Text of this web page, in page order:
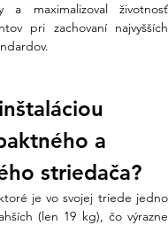
neistote:Váhate, či
lepšie použiť 8 alebo
tím v Ensun vám
reťazcoch.
kvalitu, ktorú potvrdzuje
ročná fabrická záruka:
a maximalizoval životnosť
pri zachovaní najvyšších
a
striedača?
je vo svojej triede jedno
(len 19 kg), čo výrazne